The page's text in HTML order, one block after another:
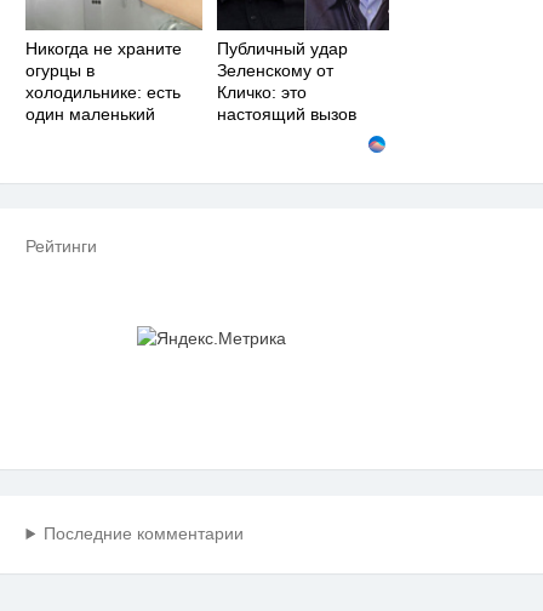
Никогда не храните
огурцы в
холодильнике: есть
один маленький
Публичный удар
Зеленскому от
Кличко: это
настоящий вызов
Рейтинги
Последние комментарии